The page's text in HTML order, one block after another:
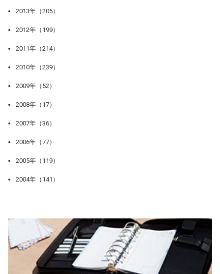
2013年（205）
2012年（199）
2011年（214）
2010年（239）
2009年（52）
2008年（17）
2007年（36）
2006年（77）
2005年（119）
2004年（141）